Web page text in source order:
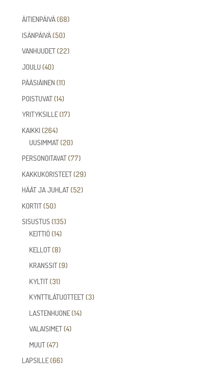
ÄITIENPÄIVÄ 6868
ISÄNPÄIVÄ 5050
tuotetta
VANHUUDET 2222
JOULU 4040
tuotetta
PÄÄSIÄINEN 1111
tuotetta
POISTUVAT 1414
tuotetta
YRITYKSILLE 1717
KAIKKI 264264
tuotetta
UUSIMMAT 2020
tuotetta
PERSONOITAVAT 7777
tuotetta
KAKKUKORISTEET 2929
HÄÄT JA JUHLAT 5252
KORTIT 5050
tuotetta
SISUSTUS 135135
KEITTIÖ 1414
tuotetta
KELLOT 88
tuotetta
KRANSSIT 99
KYLTIT 3131
tuotetta
KYNTTILÄTUOTTEET 33
LASTENHUONE 1414
VALAISIMET 44
MUUT 4747
tuotetta
LAPSILLE 6666